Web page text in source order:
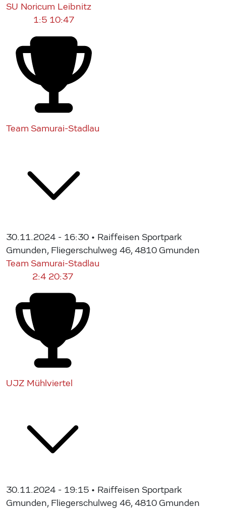
SU Noricum Leibnitz
1:5 10:47
Team Samurai-Stadlau
30.11.2024 - 16:30 • Raiffeisen Sportpark
Gmunden, Fliegerschulweg 46, 4810 Gmunden
Team Samurai-Stadlau
2:4 20:37
UJZ Mühlviertel
30.11.2024 - 19:15 • Raiffeisen Sportpark
Gmunden, Fliegerschulweg 46, 4810 Gmunden